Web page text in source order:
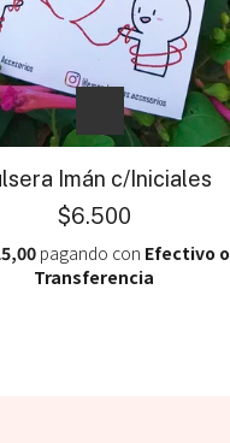
Imán c/Iniciales
$6.500
pagando con Efectivo o
Transferencia